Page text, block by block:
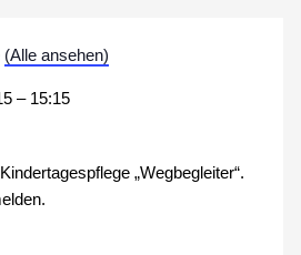
(Alle ansehen)
– 15:15
„Wegbegleiter“.